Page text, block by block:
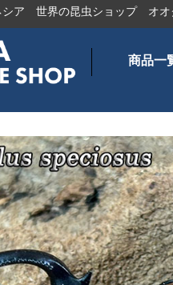
世界の昆虫ショップ オオクワ
商品一